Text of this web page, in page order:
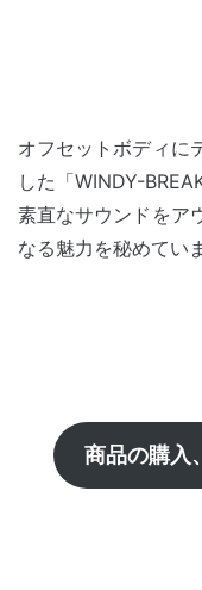
オフセットボディに
した「WINDY-
素直なサウンドをア
なる魅力を秘めてい
商品の購入